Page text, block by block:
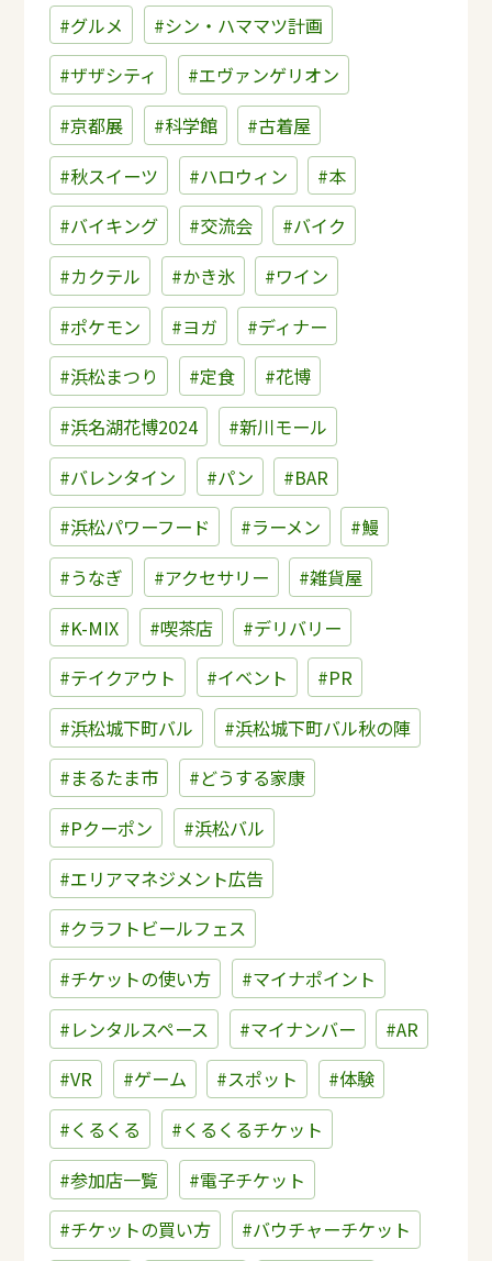
#グルメ
#シン・ハママツ計画
#ザザシティ
#エヴァンゲリオン
#京都展
#科学館
#古着屋
#秋スイーツ
#ハロウィン
#本
#バイキング
#交流会
#バイク
#カクテル
#かき氷
#ワイン
#ポケモン
#ヨガ
#ディナー
#浜松まつり
#定食
#花博
#浜名湖花博2024
#新川モール
#バレンタイン
#パン
#BAR
#浜松パワーフード
#ラーメン
#鰻
#うなぎ
#アクセサリー
#雑貨屋
#K-MIX
#喫茶店
#デリバリー
#テイクアウト
#イベント
#PR
#浜松城下町バル
#浜松城下町バル秋の陣
#まるたま市
#どうする家康
#Pクーポン
#浜松バル
#エリアマネジメント広告
#クラフトビールフェス
#チケットの使い方
#マイナポイント
#レンタルスペース
#マイナンバー
#AR
#VR
#ゲーム #スポット
#体験
#くるくる
#くるくるチケット
#参加店一覧
#電子チケット
#チケットの買い方
#バウチャーチケット